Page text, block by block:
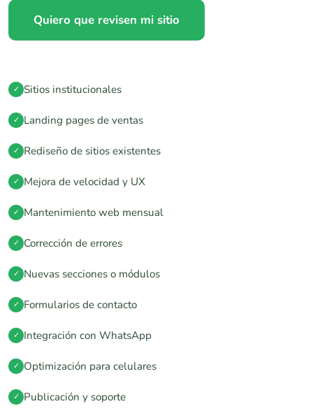
Quiero que revisen mi sitio
✓ Sitios institucionales
✓ Landing pages de ventas
✓ Rediseño de sitios existentes
✓ Mejora de velocidad y UX
✓ Mantenimiento web mensual
✓ Corrección de errores
✓ Nuevas secciones o módulos
✓ Formularios de contacto
✓ Integración con WhatsApp
✓ Optimización para celulares
✓ Publicación y soporte